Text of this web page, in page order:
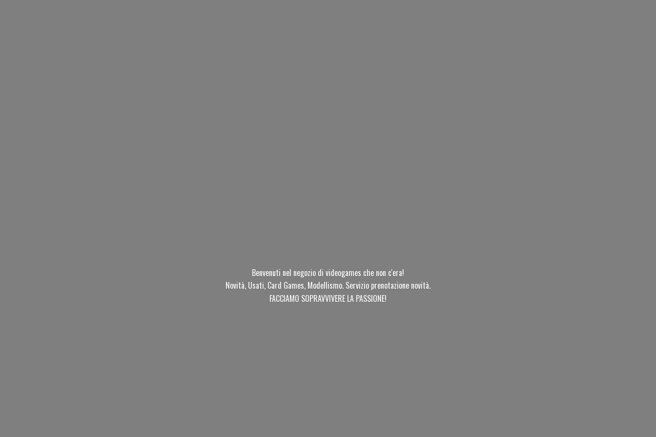
Benvenuti nel negozio di videogames che non c'era!
Novità, Usati, Card Games, Modellismo. Servizio prenotazione novità.
FACCIAMO SOPRAVVIVERE LA PASSIONE!